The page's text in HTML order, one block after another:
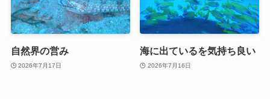
自然界の営み
2026年7月17日
海に出ているを気持ち良い
2026年7月16日